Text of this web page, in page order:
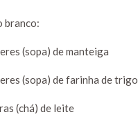
branco:
(sopa) de manteiga
(sopa) de farinha de trigo
(chá) de leite